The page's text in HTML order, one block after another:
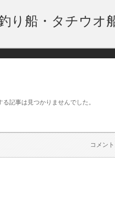
り船・タチウオ
る記事は見つかりませんでした。
コメン